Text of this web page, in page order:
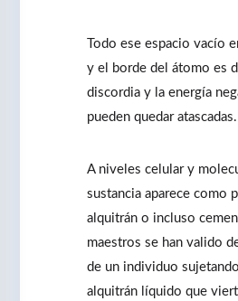
Todo ese espacio vacío
y el borde del átomo es
discordia y la energía
pueden quedar atascadas.
A niveles celular y
sustancia aparece como
alquitrán o incluso
maestros se han valido
de un individuo
alquitrán líquido que